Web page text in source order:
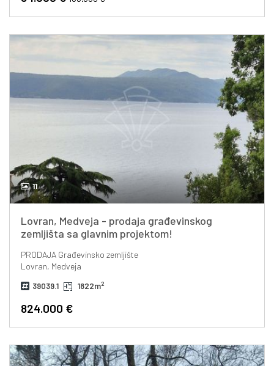
11
Lovran, Medveja - prodaja građevinskog
zemljišta sa glavnim projektom!
PRODAJAGrađevinsko zemljište
Lovran, Medveja
39039.1 1822m2
824.000 €